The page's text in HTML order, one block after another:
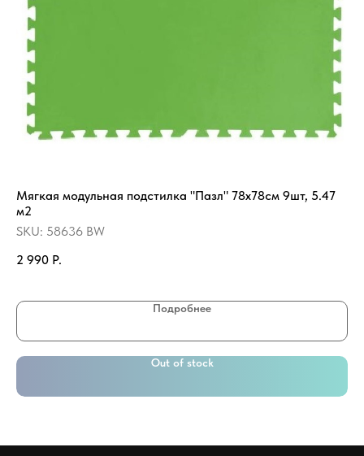
Мягкая модульная подстилка "Пазл" 78x78см 9шт, 5.47
м2
SKU: 58636 BW
2 990 Р.
Подробнее
Out of stock